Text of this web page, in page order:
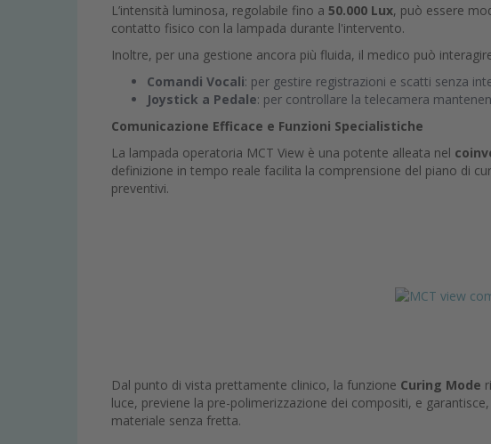
L’intensità luminosa, regolabile fino a 50.000 Lux, può essere
contatto fisico con la lampada durante l'intervento.
Inoltre, per una gestione ancora più fluida, il medico può
Comandi Vocali: per gestire registrazioni e scatti senza
Joystick a Pedale: per controllare la telecamera
Comunicazione Efficace e Funzioni Specialistiche
La lampada operatoria MCT View è una potente alleata nel
definizione in tempo reale facilita la comprensione del piano di
preventivi.
Dal punto di vista prettamente clinico, la funzione Curing Mode
luce, previene la pre-polimerizzazione dei compositi, e
materiale senza fretta.